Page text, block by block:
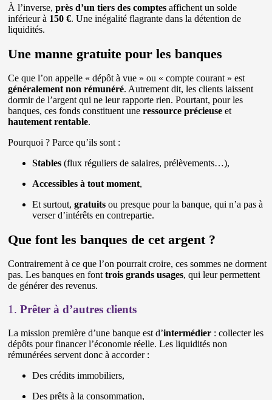
À l’inverse,près d’un tiers des comptes affichent un solde
inférieur à 150 €. Une inégalité flagrante dans la détention de
liquidités.
Une manne gratuite pour les banques
Ce que l’on appelle « dépôt à vue » ou « compte courant » est
généralement non rémunéré. Autrement dit, les clients laissent
dormir de l’argent qui ne leur rapporte rien. Pourtant, pour les
banques, ces fonds constituent uneressource précieuse et
hautement rentable.
Pourquoi ? Parce qu’ils sont :
Stables (flux réguliers de salaires, prélèvements…),
Accessibles à tout moment,
Et surtout,gratuits ou presque pour la banque, qui n’a pas à
verser d’intérêts en contrepartie.
Que font les banques de cet argent ?
Contrairement à ce que l’on pourrait croire, ces sommes ne dorment
pas. Les banques en fonttrois grands usages, qui leur permettent
de générer des revenus.
1.Prêter à d’autres clients
La mission première d’une banque est d’intermédier : collecter les
dépôts pour financer l’économie réelle. Les liquidités non
rémunérées servent donc à accorder :
Des crédits immobiliers,
Des prêts à la consommation,